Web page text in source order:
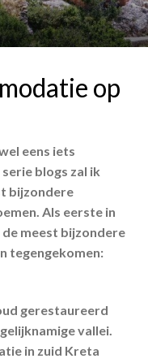
op
eens iets
blogs zal ik
bijzondere
Als eerste in
de meest bijzondere
tegengekomen:
gerestaureerd
vallei.
in zuid Kreta